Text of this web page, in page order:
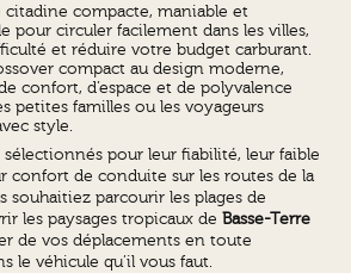
compacte, maniable et
pour circuler facilement dans les villes,
et réduire votre budget carburant.
compact au design moderne,
confort, d’espace et de polyvalence
petites familles ou les voyageurs
style.
pour leur fiabilité, leur faible
confort de conduite sur les routes de la
souhaitiez parcourir les plages de
les paysages tropicaux deBasse-Terre
de vos déplacements en toute
le véhicule qu’il vous faut.